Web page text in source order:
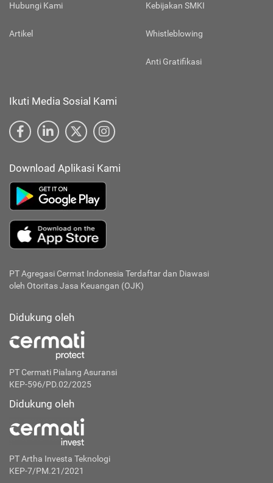
Hubungi Kami
Artikel
Kebijakan SMKI
Whistleblowing
Anti Gratifikasi
Ikuti Media Sosial Kami
Download Aplikasi Kami
PT Agregasi Cermat Indonesia Terdaftar dan Diawasi
oleh Otoritas Jasa Keuangan (OJK)
Didukung oleh
PT Cermati Pialang Asuransi
KEP-596/PD.02/2025
Didukung oleh
PT Artha Investa Teknologi
KEP-7/PM.21/2021